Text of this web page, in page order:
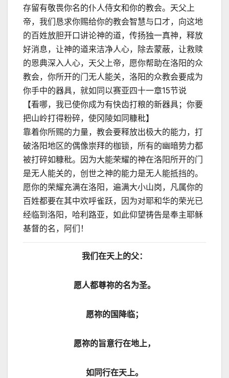
存留有敬畏你名的仆人侍女和你的教会。天父上
帝，我们恳求你赐给你的教会智慧与口才，向这地
的百姓放胆开口讲论神的道，传扬独一真神，释放
好消息，让神的道来洁净人心，除去蒙蔽，让救赎
的恩典深入人心，天父上帝，愿你帮助在洛阳的众
教会，你所开的门无人能关，洛阳的众教会要成为
你手中的器具，就如同以赛亚四十一章15节说
【看哪，我已使你成为有快齿打粮的新器具；你要
把山岭打得粉碎，使冈陵如同糠秕】
靠着你所赐的力量，教会要释放出极大的能力，打
破洛阳地区的偶像崇拜的枷锁，所有的幽暗势力都
被打碎如糠秕。因为大能荣耀的神在洛阳所开的门
是无人能关的，创世之神的能力是无人能抵挡的。
愿你的荣耀充满在洛阳，遍满大小山岗，凡属你的
百姓都要在其中欢呼雀跃，因为对耶和华的荣光已
经临到洛阳，哈利路亚，如此仰望祷告是奉主耶稣
基督的名，阿们！
我们在天上的父：
愿人都尊祢的名为圣。
愿祢的国降临；
愿祢的旨意行在地上，
如同行在天上。